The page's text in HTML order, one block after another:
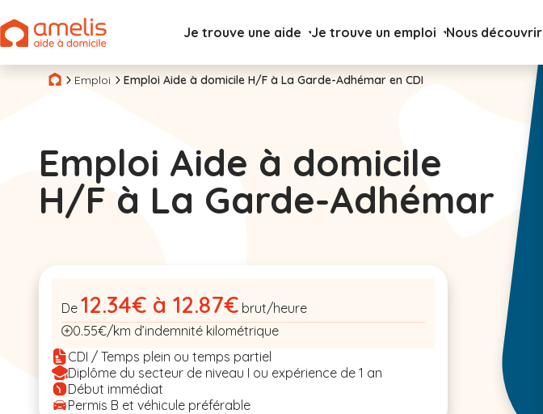
Je trouve une aide Je trouve un emploi Nous découvrir
Emploi Emploi Aide à domicile H/F à La Garde-Adhémar en CDI
Emploi Aide à domicile
H/F à La Garde-Adhémar
De 12.34€ à 12.87€ brut/heure
0.55€/km d’indemnité kilométrique
CDI / Temps plein ou temps partiel
Diplôme du secteur de niveau I ou expérience de 1 an
Début immédiat
Permis B et véhicule préférable